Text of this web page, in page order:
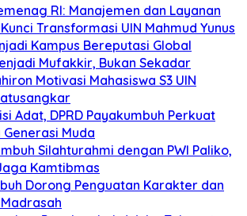
RI: Manajemen dan Layanan
Transformasi UIN Mahmud Yunus
Kampus Bereputasi Global
Mufakkir, Bukan Sekadar
Motivasi Mahasiswa S3 UIN
Adat, DPRD Payakumbuh Perkuat
Muda
Silahturahmi dengan PWI Paliko,
Kamtibmas
Dorong Penguatan Karakter dan